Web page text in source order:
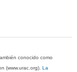
conocido como
(www.urac.org).La